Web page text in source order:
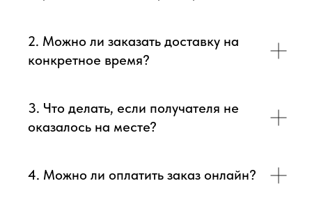
2. Можно ли заказать доставку на
конкретное время?
3. Что делать, если получателя не
оказалось на месте?
4. Можно ли оплатить заказ онлайн?